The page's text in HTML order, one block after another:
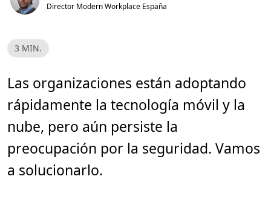
Director Modern Workplace España
H
o
d
e
e
c
u
a
m
3 MIN.
Las organizaciones están adoptando
rápidamente la tecnología móvil y la
nube, pero aún persiste la
preocupación por la seguridad. Vamos
a solucionarlo.